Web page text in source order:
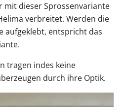
mit dieser Sprossenvariante
verbreitet. Werden die
aufgeklebt, entspricht das
tragen indes keine
durch ihre Optik.